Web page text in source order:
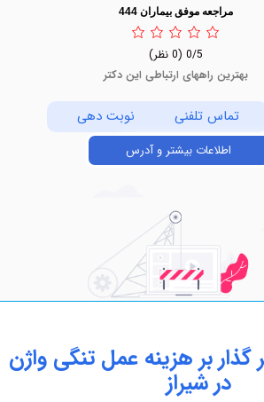
موفق بیماران 444
راههای ارتباطی این دکتر
تلفنی نوبت دهی
بیشتر و آدرس
برهزینهعمل تنگی واژن
شیراز